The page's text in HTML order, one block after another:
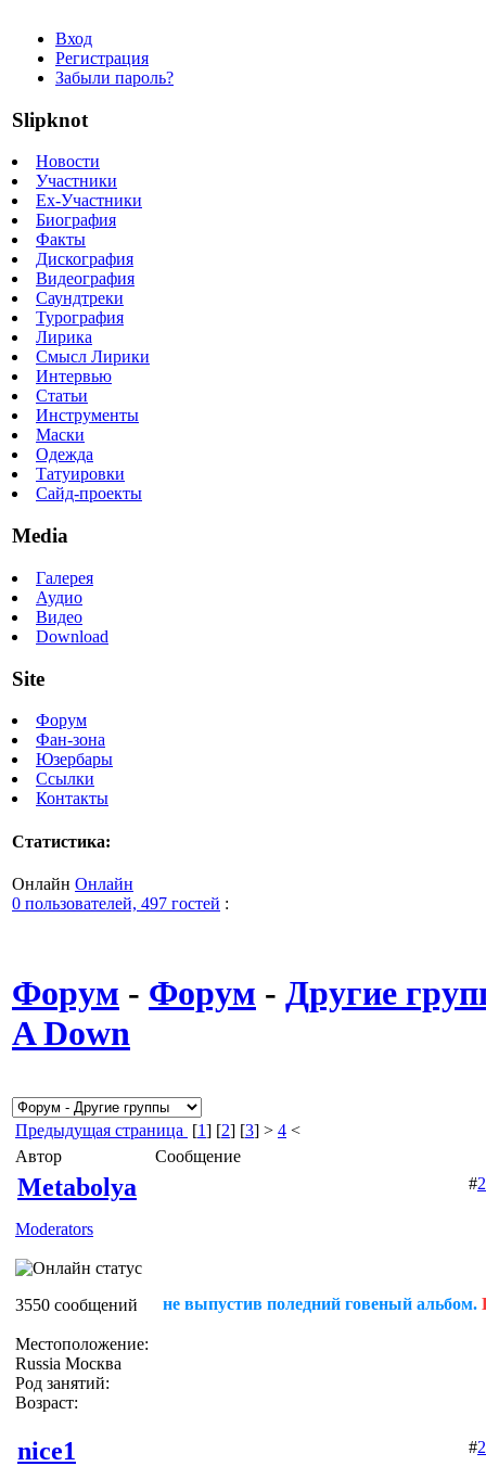
Вход
Регистрация
Забыли пароль?
Slipknot
Новости
Участники
Ex-Участники
Биография
Факты
Дискография
Видеография
Саундтреки
Турография
Лирика
Смысл Лирики
Интервью
Статьи
Инструменты
Маски
Одежда
Татуировки
Сайд-проекты
Media
Галерея
Аудио
Видео
Download
Site
Форум
Фан-зона
Юзербары
Ссылки
Контакты
Статистика:
Онлайн Онлайн
0 пользователей, 497 гостей :
Форум - Форум - Другие
A Down
Предыдущая страница [1] [2] [3] > 4 <
Автор
Сообщение
Metabolya
Moderators
3550 сообщений
Местоположение:
Russia Москва
Род занятий:
Возраст:
#
не выпустив поледний говеный альбом.
nice1 #